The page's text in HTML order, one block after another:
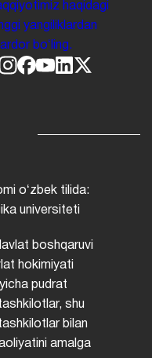
haqidagi
yangiliklardan
boʻling.
oʻzbek tilida:
universiteti
boshqaruvi
hokimiyati
pudrat
shu
bilan
amalga